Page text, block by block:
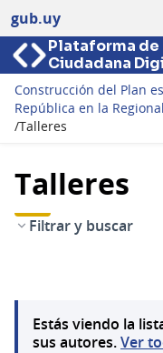
gub.uy
Plataforma
Ciudadana
Construcción del Plan
República en la
/Talleres
Talleres
Filtrar y buscar
Estás viendo la
sus autores.Ver